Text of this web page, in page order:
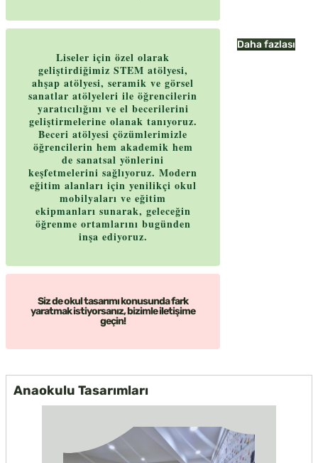
Liseler için özel olarak
geliştirdiğimiz STEM atölyesi,
ahşap atölyesi, seramik ve görsel
sanatlar atölyeleri ile öğrencilerin
yaratıcılığını ve el becerilerini
geliştirmelerine olanak tanıyoruz.
Beceri atölyesi çözümlerimizle
öğrencilerin hem akademik hem
de sanatsal yönlerini
keşfetmelerini sağlıyoruz. Modern
eğitim alanları için yenilikçi okul
mobilyaları ve eğitim
ekipmanları sunarak, geleceğin
öğrenme ortamlarını bugünden
inşa ediyoruz.
Siz de okul tasarımı konusunda fark
yaratmak istiyorsanız, bizimle iletişime
geçin!
Daha fazlası
Anaokulu Tasarımları